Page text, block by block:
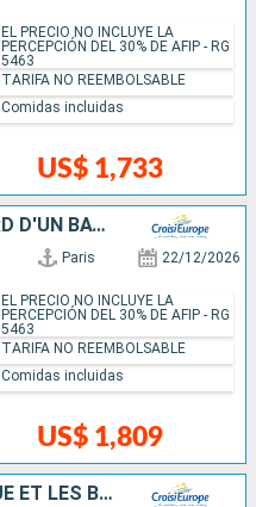
US$ 1,733
EL PRECIO NO INCLUYE LA
PERCEPCIÓN DEL 30% DE AFIP - RG
5463
TARIFA NO REEMBOLSABLE
Comidas incluidas
LA SEINE EN MAJESTÉ À BORD D'UN BATEAU À ROUES À AUBES
Paris 22/12/2026
US$ 1,809
EL PRECIO NO INCLUYE LA
PERCEPCIÓN DEL 30% DE AFIP - RG
5463
TARIFA NO REEMBOLSABLE
Comidas incluidas
LA NORMANDIE AUTHENTIQUE ET LES BOUCLES DE LA SEINE - VILLAGES DE CHARME, DÉCOUVERTES GOURMANDES ET GRANDS CLASSIQUES